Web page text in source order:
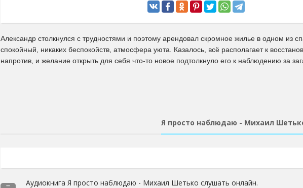
Александр столкнулся с трудностями и поэтому арендовал скромное жилье в одном из
спокойный, никаких беспокойств, атмосфера уюта. Казалось, всё располагает к
напротив, и желание открыть для себя что-то новое подтолкнуло его к наблюдению за
Я просто наблюдаю - Михаил
Аудиокнига Я просто наблюдаю - Михаил Шетько слушать онлайн.